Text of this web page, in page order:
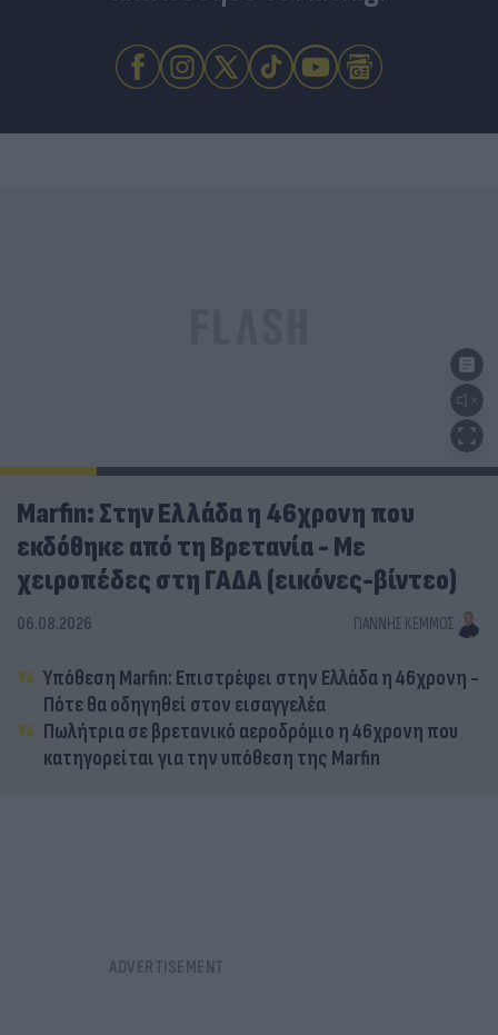
Marfin: Στην Ελλάδα η 46χρονη που
εκδόθηκε από τη Βρετανία - Με
χειροπέδες στη ΓΑΔΑ (εικόνες-βίντεο)
06.08.2026 ΓΙΆΝΝΗΣ ΚΈΜΜΟΣ
Υπόθεση Marfin: Επιστρέφει στην Ελλάδα η 46χρονη -
Πότε θα οδηγηθεί στον εισαγγελέα
Πωλήτρια σε βρετανικό αεροδρόμιο η 46χρονη που
κατηγορείται για την υπόθεση της Marfin